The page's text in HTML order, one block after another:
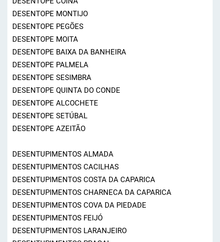
DESENTOPE MONTIJO
DESENTOPE PEGÕES
DESENTOPE MOITA
DESENTOPE BAIXA DA BANHEIRA
DESENTOPE PALMELA
DESENTOPE SESIMBRA
DESENTOPE QUINTA DO CONDE
DESENTOPE ALCOCHETE
DESENTOPE SETÚBAL
DESENTOPE AZEITÃO
DESENTUPIMENTOS ALMADA
DESENTUPIMENTOS CACILHAS
DESENTUPIMENTOS COSTA DA CAPARICA
DESENTUPIMENTOS CHARNECA DA CAPARICA
DESENTUPIMENTOS COVA DA PIEDADE
DESENTUPIMENTOS FEIJÓ
DESENTUPIMENTOS LARANJEIRO